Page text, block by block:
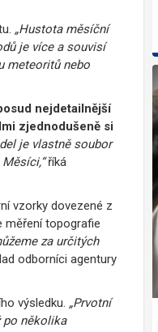
„Hustota měsíční
je více a souvisí
meteoritů nebo
nejdetailnější
zjednodušeně si
je vlastně soubor
říká
vzorky dovezené z
měření topografie
za určitých
odborníci agentury
výsledku. „Prvotní
po několika